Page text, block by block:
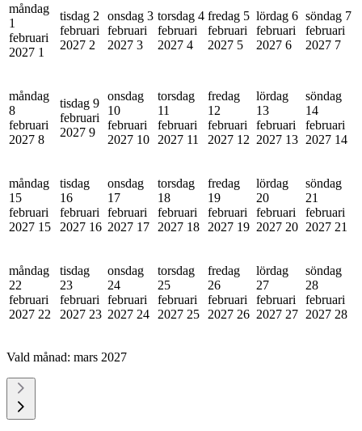
måndag
1
februari
2027 1
tisdag 2
februari
2027 2
onsdag 3
februari
2027 3
torsdag 4
februari
2027 4
fredag 5
februari
2027 5
lördag 6
februari
2027 6
söndag 7
februari
2027 7
måndag
8
februari
2027 8
tisdag 9
februari
2027 9
onsdag
10
februari
2027 10
torsdag
11
februari
2027 11
fredag
12
februari
2027 12
lördag
13
februari
2027 13
söndag
14
februari
2027 14
måndag
15
februari
2027 15
tisdag
16
februari
2027 16
onsdag
17
februari
2027 17
torsdag
18
februari
2027 18
fredag
19
februari
2027 19
lördag
20
februari
2027 20
söndag
21
februari
2027 21
måndag
22
februari
2027 22
tisdag
23
februari
2027 23
onsdag
24
februari
2027 24
torsdag
25
februari
2027 25
fredag
26
februari
2027 26
lördag
27
februari
2027 27
söndag
28
februari
2027 28
Vald månad: mars 2027